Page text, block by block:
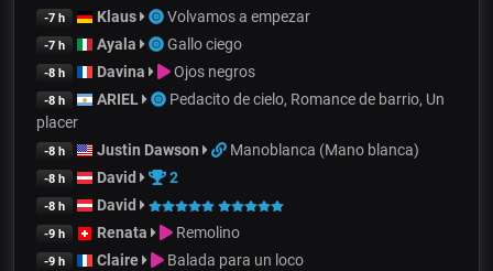
-7 h Klaus Volvamos a empezar
-7 h Ayala Gallo ciego
-8 h Davina Ojos negros
-8 h ARIEL
Pedacito de cielo, Romance de barrio, Un
placer
-8 h Justin Dawson Manoblanca (Mano blanca)
-8 h David 2
-8 h David
-9 h Renata Remolino
-9 h Claire Balada para un loco